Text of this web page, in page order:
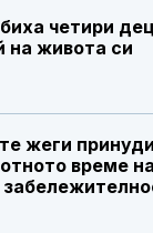
четири
на живота си
жеги
време на